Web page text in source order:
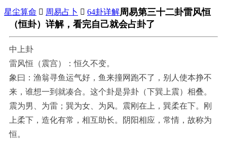
星尘算命  周易占卜  64卦详解周易第三十二卦雷风恒
（恒卦）详解，看完自己就会占卦了
中上卦
雷风恒（震宫）：恒久不变。
象曰：渔翁寻鱼运气好，鱼来撞网跑不了，别人使本挣不
来，谁想一到就凑合。这个卦是异卦（下巽上震）相叠。
震为男、为雷；巽为女、为风。震刚在上，巽柔在下。刚
上柔下，造化有常，相互助长。阴阳相应，常情，故称为
恒。